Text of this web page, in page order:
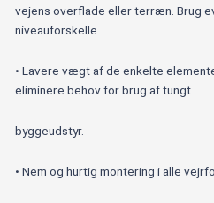
vejens overflade eller terræn. Brug
niveauforskelle.
• Lavere vægt af de enkelte
eliminere behov for brug af tungt
byggeudstyr.
• Nem og hurtig montering i alle